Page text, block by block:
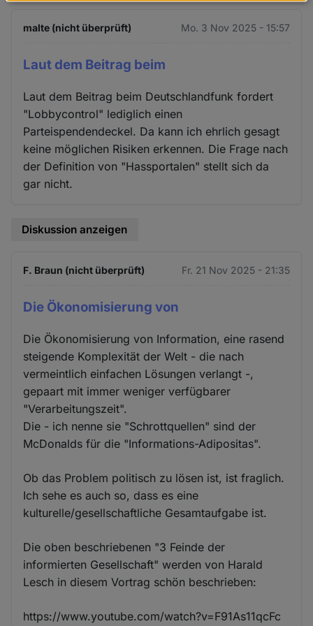
malte (nicht überprüft) Mo. 3 Nov 2025 - 15:57
Laut dem Beitrag beim
Laut dem Beitrag beim Deutschlandfunk fordert
"Lobbycontrol" lediglich einen
Parteispendendeckel. Da kann ich ehrlich gesagt
keine möglichen Risiken erkennen. Die Frage nach
der Definition von "Hassportalen" stellt sich da
gar nicht.
Diskussion anzeigen
F. Braun (nicht überprüft) Fr. 21 Nov 2025 - 21:35
Die Ökonomisierung von
Die Ökonomisierung von Information, eine rasend
steigende Komplexität der Welt - die nach
vermeintlich einfachen Lösungen verlangt -,
gepaart mit immer weniger verfügbarer
"Verarbeitungszeit".
Die - ich nenne sie "Schrottquellen" sind der
McDonalds für die "Informations-Adipositas".
Ob das Problem politisch zu lösen ist, ist fraglich.
Ich sehe es auch so, dass es eine
kulturelle/gesellschaftliche Gesamtaufgabe ist.
Die oben beschriebenen "3 Feinde der
informierten Gesellschaft" werden von Harald
Lesch in diesem Vortrag schön beschrieben:
https://www.youtube.com/watch?v=F91As11qcFc
und